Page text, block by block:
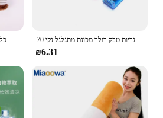
סיגריה יצירתית אינטראקטיבית מצחקקת צעצועים מצחצח צעצוע לועס מצחיקה עם כלב קול סידרת צעצוע סירוב מתנות 70 מ "מ קל ידנית סיגריות טבק רולר מכונת מתגלגל נקי
₪6.31